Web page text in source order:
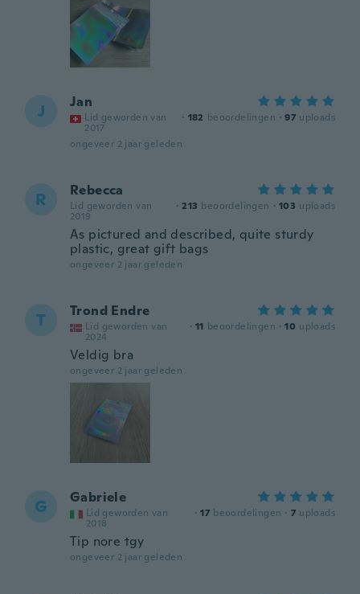
J Jan
Lid geworden van
2017
· 182 beoordelingen · 97 uploads
ongeveer 2 jaar geleden
R Rebecca
Lid geworden van
2019
· 213 beoordelingen · 103 uploads
As pictured and described, quite sturdy
plastic, great gift bags
ongeveer 2 jaar geleden
T Trond Endre
Lid geworden van
2024
· 11 beoordelingen · 10 uploads
Veldig bra
ongeveer 2 jaar geleden
G Gabriele
Lid geworden van
2018
· 17 beoordelingen · 7 uploads
Tip nore tgy
ongeveer 2 jaar geleden